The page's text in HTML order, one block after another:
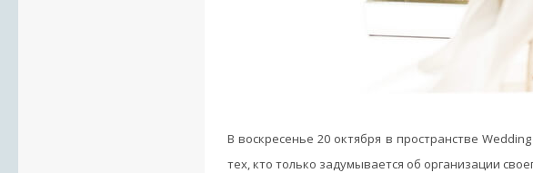
В воскресенье 20 октября в пространстве
тех, кто только задумывается об организации